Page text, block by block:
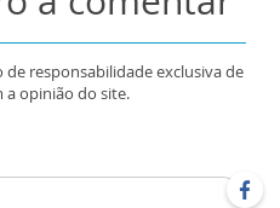
de responsabilidade exclusiva de
a opinião do site.